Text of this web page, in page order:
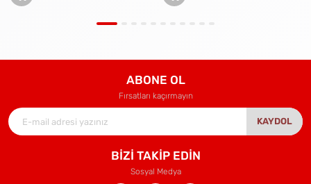
ABONE OL
Fırsatları kaçırmayın
KAYDOL
BİZİ TAKİP EDİN
Sosyal Medya